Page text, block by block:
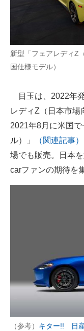
企業ITのトレンドを
ITエンジニア向け専
企業向けIT製品の総
IT製品の技術・比較
製造業のIT導入・活
モノづくり技術者専
ちょっと気になるネ
新型「フェアレディZ
国仕様モデル）
目玉は、2022年
レディZ（日本市場
2021年8月に米国
ル）」
（関連記事）
場でも販売。日本
carファンの期待を
（参考） キター!! 日